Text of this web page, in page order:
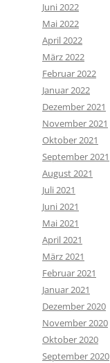
Juni 2022
Mai 2022
April 2022
März 2022
Februar 2022
Januar 2022
Dezember 2021
November 2021
Oktober 2021
September 2021
August 2021
Juli 2021
Juni 2021
Mai 2021
April 2021
März 2021
Februar 2021
Januar 2021
Dezember 2020
November 2020
Oktober 2020
September 2020